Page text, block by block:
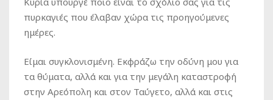
πυρκαγιές που έλαβαν χώρα τις προηγούμενες
ημέρες.
Είμαι συγκλονισμένη. Εκφράζω την οδύνη μου για
τα θύματα, αλλά και για την μεγάλη καταστροφή
στην Αρεόπολη και στον Ταύγετο, αλλά και στις